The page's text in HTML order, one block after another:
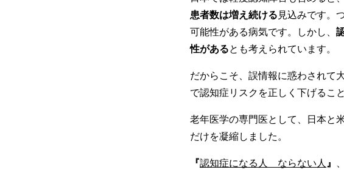
患者数は増え続ける見込みです。
可能性がある病気です。しかし、
性があるとも考えられています。
だからこそ、誤情報に惑わされて
で認知症リスクを正しく下げるこ
老年医学の専門医として、日本と
だけを凝縮しました。
『認知症になる人 ならない人 』